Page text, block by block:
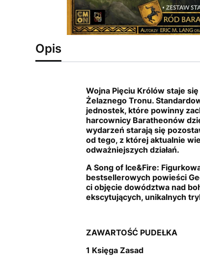
Opis
Wojna Pięciu Królów staje
Żelaznego Tronu.
jednostek, które powinny
harcownicy Baratheonów
wydarzeń starają się
od tego, z której aktualnie
odważniejszych działań.
A Song of Ice&Fire:
bestsellerowych powieści
ci objęcie dowództwa nad
ekscytujących, unikalnych
ZAWARTOŚĆ PUDEŁKA
1 Księga Zasad